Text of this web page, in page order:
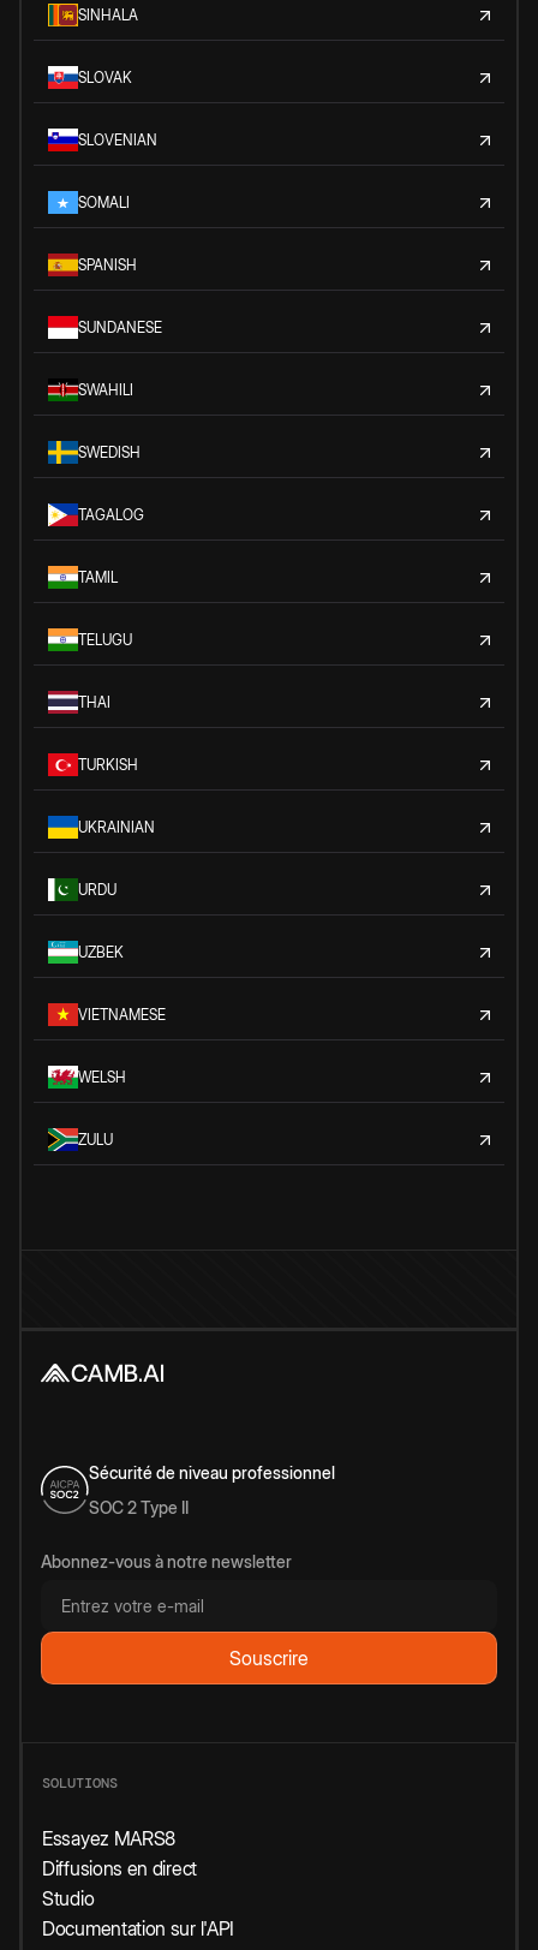
SINHALA
SLOVAK
SLOVENIAN
SOMALI
SPANISH
SUNDANESE
SWAHILI
SWEDISH
TAGALOG
TAMIL
TELUGU
THAI
TURKISH
UKRAINIAN
URDU
UZBEK
VIETNAMESE
WELSH
ZULU
Sécurité de niveau professionnel
SOC 2 Type II
Abonnez-vous à notre newsletter
SOLUTIONS
Essayez MARS8
Diffusions en direct
Studio
Documentation sur l'API